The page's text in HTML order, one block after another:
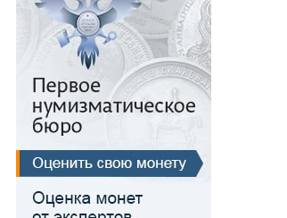
Медь
Для Речи Посполитой